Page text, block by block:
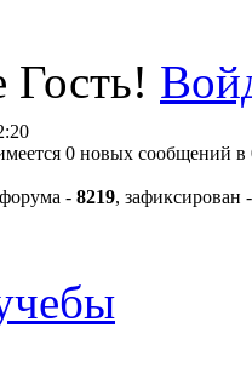
Гость!
0 новых сообщений в
- 8219, зафиксирован